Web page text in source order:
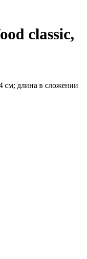
classic,
см; длина в сложении